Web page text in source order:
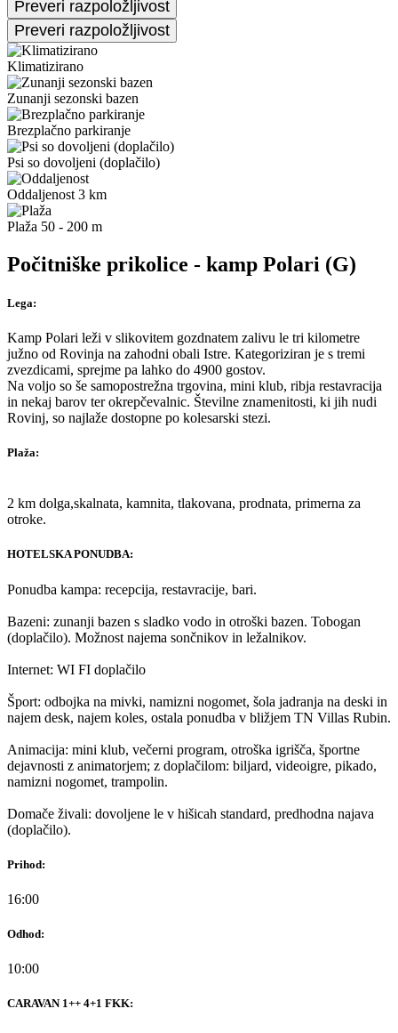
Klimatizirano
Zunanji sezonski bazen
Brezplačno parkiranje
Psi so dovoljeni (doplačilo)
Oddaljenost 3 km
Plaža 50 - 200 m
Počitniške prikolice - kamp Polari (G)
Lega:
Kamp Polari leži v slikovitem gozdnatem zalivu le tri kilometre
južno od Rovinja na zahodni obali Istre. Kategoriziran je s tremi
zvezdicami, sprejme pa lahko do 4900 gostov.
Na voljo so še samopostrežna trgovina, mini klub, ribja restavracija
in nekaj barov ter okrepčevalnic. Številne znamenitosti, ki jih nudi
Rovinj, so najlaže dostopne po kolesarski stezi.
Plaža:
2 km dolga,skalnata, kamnita, tlakovana, prodnata, primerna za
otroke.
HOTELSKA PONUDBA:
Ponudba kampa: recepcija, restavracije, bari.
Bazeni: zunanji bazen s sladko vodo in otroški bazen. Tobogan
(doplačilo). Možnost najema sončnikov in ležalnikov.
Internet: WI FI doplačilo
Šport: odbojka na mivki, namizni nogomet, šola jadranja na deski in
najem desk, najem koles, ostala ponudba v bližjem TN Villas Rubin.
Animacija: mini klub, večerni program, otroška igrišča, športne
dejavnosti z animatorjem; z doplačilom: biljard, videoigre, pikado,
namizni nogomet, trampolin.
Domače živali: dovoljene le v hišicah standard, predhodna najava
(doplačilo).
Prihod:
16:00
Odhod:
10:00
CARAVAN 1++ 4+1 FKK: